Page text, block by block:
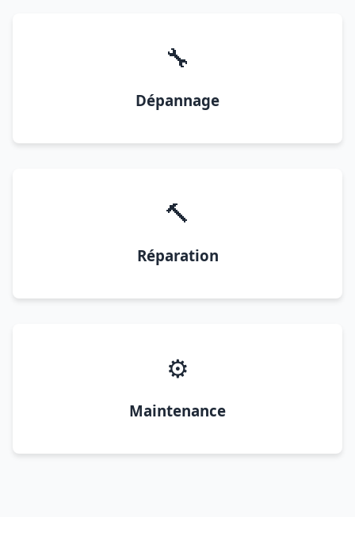
🔧
Dépannage
🔨
Réparation
⚙️
Maintenance